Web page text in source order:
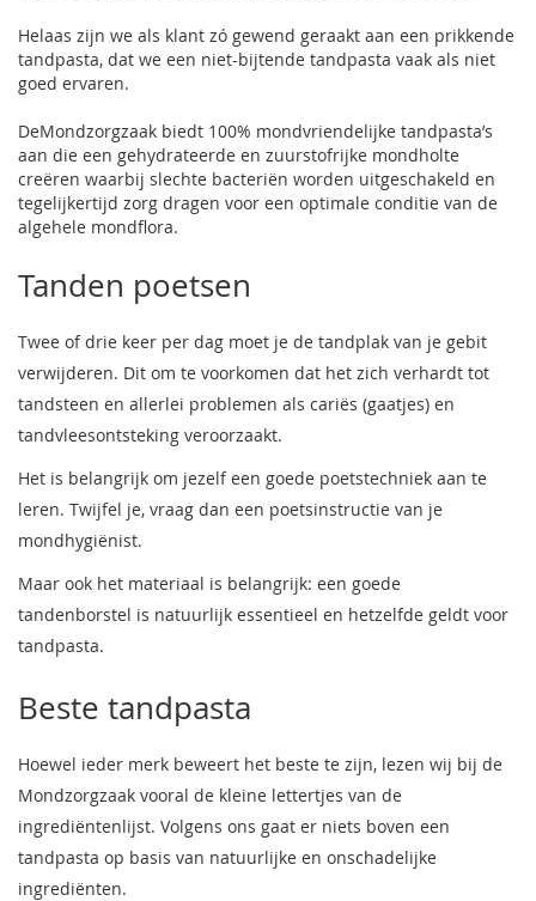
Helaas zijn we als klant zó gewend geraakt aan een prikkende
tandpasta, dat we een niet-bijtende tandpasta vaak als niet
goed ervaren.
DeMondzorgzaak biedt 100% mondvriendelijke tandpasta’s
aan die een gehydrateerde en zuurstofrijke mondholte
creëren waarbij slechte bacteriën worden uitgeschakeld en
tegelijkertijd zorg dragen voor een optimale conditie van de
algehele mondflora.
Tanden poetsen
Twee of drie keer per dag moet je de tandplak van je gebit
verwijderen. Dit om te voorkomen dat het zich verhardt tot
tandsteen en allerlei problemen als cariës (gaatjes) en
tandvleesontsteking veroorzaakt.
Het is belangrijk om jezelf een goede poetstechniek aan te
leren. Twijfel je, vraag dan een poetsinstructie van je
mondhygiënist.
Maar ook het materiaal is belangrijk: een goede
tandenborstel is natuurlijk essentieel en hetzelfde geldt voor
tandpasta.
Beste tandpasta
Hoewel ieder merk beweert het beste te zijn, lezen wij bij de
Mondzorgzaak vooral de kleine lettertjes van de
ingrediëntenlijst. Volgens ons gaat er niets boven een
tandpasta op basis van natuurlijke en onschadelijke
ingrediënten.